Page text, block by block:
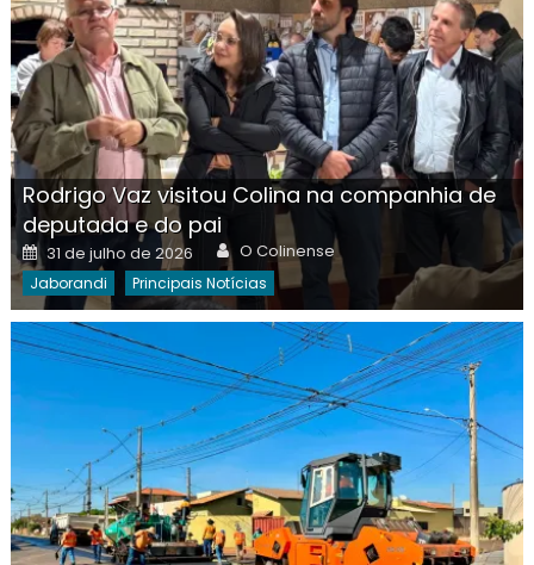
Rodrigo Vaz visitou Colina na companhia de
deputada e do pai
Posted
on
31 de julho de 2026 Author
O Colinense
Jaborandi Principais Notícias